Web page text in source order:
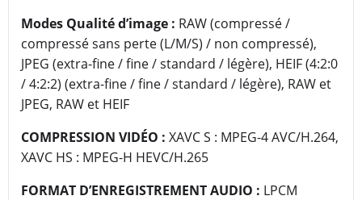
Modes Qualité d’image : RAW (compressé /
compressé sans perte (L/M/S) / non compressé),
JPEG (extra-fine / fine / standard / légère), HEIF (4:2:0
/ 4:2:2) (extra-fine / fine / standard / légère), RAW et
JPEG, RAW et HEIF
COMPRESSION VIDÉO : XAVC S : MPEG-4 AVC/H.264,
XAVC HS : MPEG-H HEVC/H.265
FORMAT D’ENREGISTREMENT AUDIO : LPCM